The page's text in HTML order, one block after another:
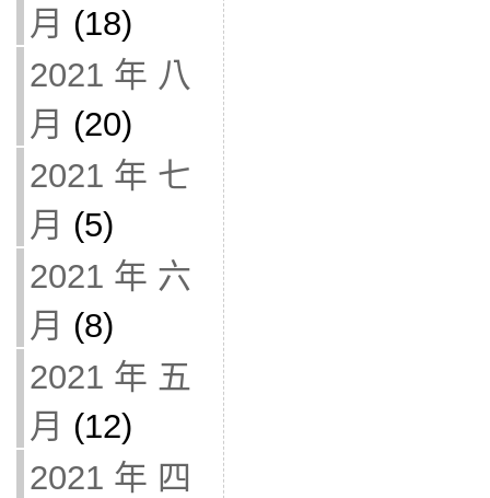
月 (18)
2021 年 八
月 (20)
2021 年 七
月 (5)
2021 年 六
月 (8)
2021 年 五
月 (12)
2021 年 四